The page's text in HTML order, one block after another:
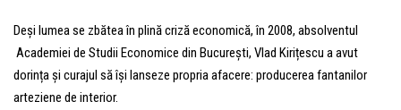
Deși lumea se zbătea în plină criză economică, în 2008, absolventul
Academiei de Studii Economice din București, Vlad Kirițescu a avut
dorința și curajul să își lanseze propria afacere: producerea fantanilor
arteziene de interior.